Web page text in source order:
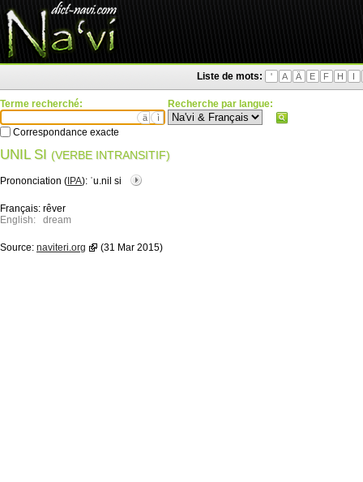
Liste de mots: ' A Ä E F H I
Terme recherché:
ä ì
Correspondance exacte
Recherche par langue:
UNIL SI (VERBE INTRANSITIF)
Prononciation ( IPA): ˈu.nil si
Français: rêver
English:
dream
Source: naviteri.org (31 Mar 2015)